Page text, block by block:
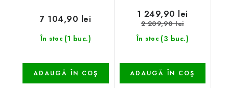
În stoc (1 buc.)
7 104,90 lei
ADAUGĂ ÎN COŞ
În stoc (3 buc.)
1 249,90 lei
2 209,90 lei
ADAUGĂ ÎN COŞ